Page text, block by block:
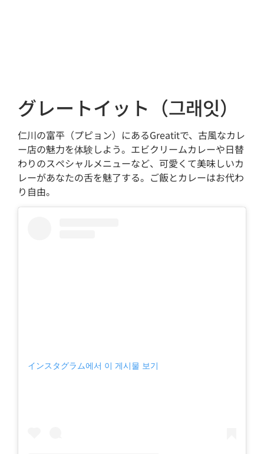
グレートイット（그래잇）
仁川の富平（プピョン）にあるGreatitで、古風なカレ
ー店の魅力を体験しよう。エビクリームカレーや日替
わりのスペシャルメニューなど、可愛くて美味しいカ
レーがあなたの舌を魅了する。ご飯とカレーはお代わ
り自由。
インスタグラム에서 이 게시물 보기